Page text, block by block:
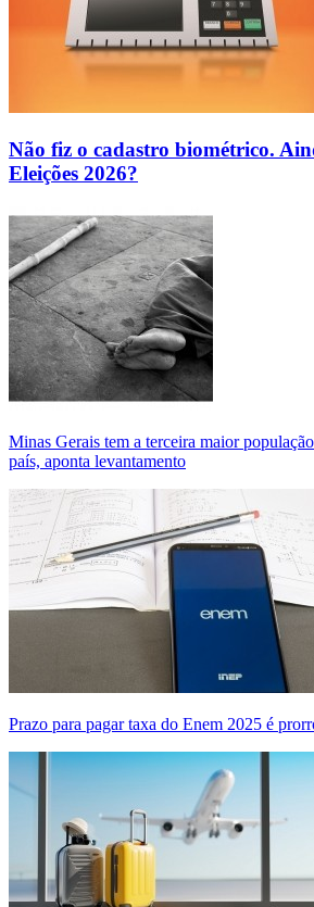
Não fiz o cadastro biométrico.
Eleições 2026?
Minas Gerais tem a terceira maior
país, aponta levantamento
Prazo para pagar taxa do Enem 2025 é